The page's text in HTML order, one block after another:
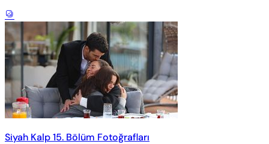
Siyah Kalp 15. Bölüm Fotoğrafları